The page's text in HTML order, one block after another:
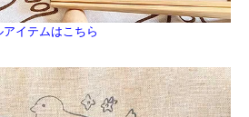
イテムはこちら